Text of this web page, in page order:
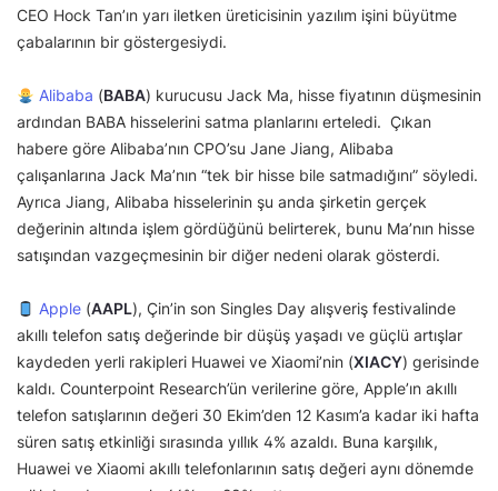
CEO Hock Tan’ın yarı iletken üreticisinin yazılım işini büyütme
çabalarının bir göstergesiydi.
Alibaba (BABA) kurucusu Jack Ma, hisse fiyatının düşmesinin
ardından BABA hisselerini satma planlarını erteledi. Çıkan
habere göre Alibaba’nın CPO’su Jane Jiang, Alibaba
çalışanlarına Jack Ma’nın “tek bir hisse bile satmadığını” söyledi.
Ayrıca Jiang, Alibaba hisselerinin şu anda şirketin gerçek
değerinin altında işlem gördüğünü belirterek, bunu Ma’nın hisse
satışından vazgeçmesinin bir diğer nedeni olarak gösterdi.
Apple(AAPL), Çin’in son Singles Day alışveriş festivalinde
akıllı telefon satış değerinde bir düşüş yaşadı ve güçlü artışlar
kaydeden yerli rakipleri Huawei ve Xiaomi’nin (XIACY) gerisinde
kaldı. Counterpoint Research’ün verilerine göre, Apple’ın akıllı
telefon satışlarının değeri 30 Ekim’den 12 Kasım’a kadar iki hafta
süren satış etkinliği sırasında yıllık 4% azaldı. Buna karşılık,
Huawei ve Xiaomi akıllı telefonlarının satış değeri aynı dönemde